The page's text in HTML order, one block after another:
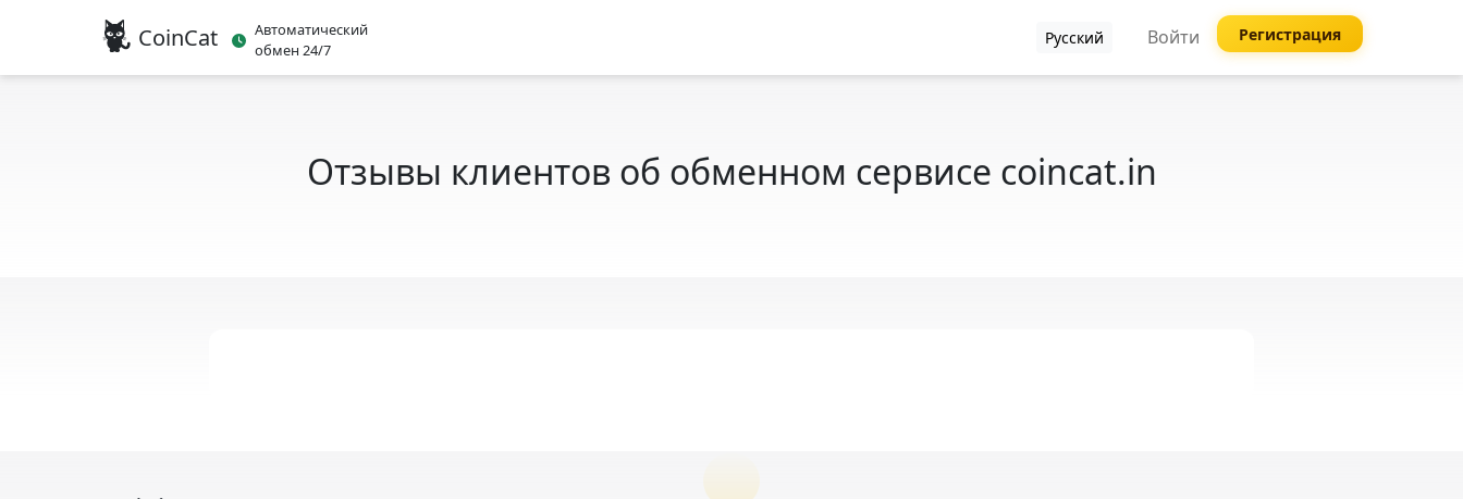
CoinCat
Автоматический
обмен 24/7
Русский Войти Регистрация
Отзывы клиентов об обменном сервисе coincat.in